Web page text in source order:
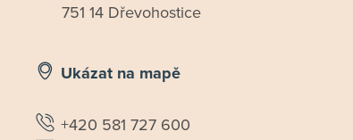
751 14 Dřevohostice
Ukázat na mapě
+420 581 727 600